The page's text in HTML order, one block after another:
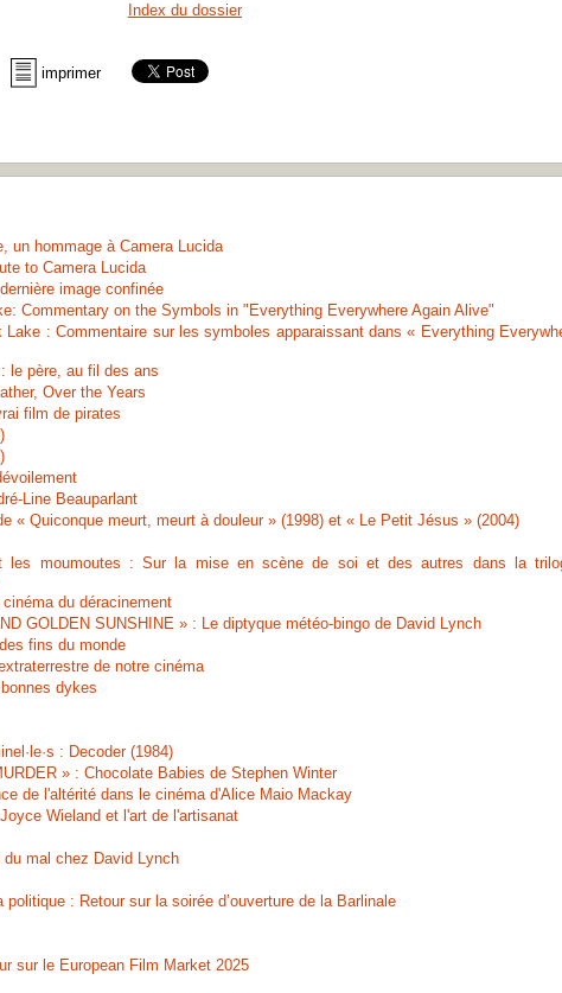
Index du dossier
imprimer
un hommage à Camera Lucida
to Camera Lucida
image confinée
Commentary on the Symbols in "Everything Everywhere Again Alive"
Lake : Commentaire sur les symboles apparaissant dans « Everything
le père, au fil des ans
Over the Years
film de pirates
Line Beauparlant
« Quiconque meurt, meurt à douleur » (1998) et « Le Petit Jésus » (2004)
les moumoutes : Sur la mise en scène de soi et des autres dans la
du déracinement
GOLDEN SUNSHINE » : Le diptyque météo-bingo de David Lynch
fins du monde
de notre cinéma
dykes
: Decoder (1984)
» : Chocolate Babies de Stephen Winter
de l'altérité dans le cinéma d'Alice Maio Mackay
Wieland et l'art de l'artisanat
mal chez David Lynch
: Retour sur la soirée d’ouverture de la Barlinale
sur le European Film Market 2025